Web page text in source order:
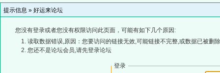
提示信息 » 好运来论坛
您没有登录或者您没有权限访问此页面，可能有如下几个原因:
读取数据错误,原因：您要访问的链接无效,可能链接不完整,或数据已被删
您还不是论坛会员,请先登录论坛
登录